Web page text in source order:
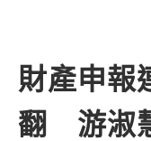
財產申報
翻 游淑